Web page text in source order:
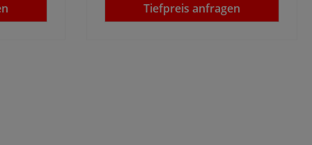
Tiefpreis anfragen